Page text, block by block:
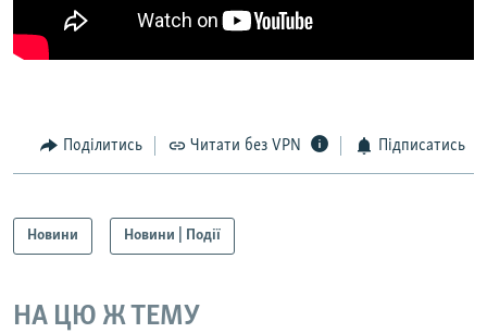
Поділитись Читати без VPN Підписатись
Новини Новини | Події
НА ЦЮ Ж ТЕМУ